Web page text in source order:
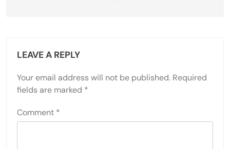
LEAVE A REPLY
Your email address will not be published. Required
fields are marked *
Comment *